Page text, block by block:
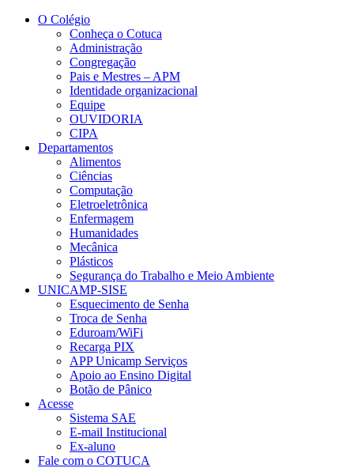
Conteúdo principal
O Colégio
Conheça o Cotuca
Administração
Congregação
Pais e Mestres – APM
Identidade organizacional
Equipe
OUVIDORIA
CIPA
Departamentos
Alimentos
Ciências
Computação
Eletroeletrônica
Enfermagem
Humanidades
Mecânica
Plásticos
Segurança do Trabalho e Meio Ambiente
UNICAMP-SISE
Esquecimento de Senha
Troca de Senha
Eduroam/WiFi
Recarga PIX
APP Unicamp Serviços
Apoio ao Ensino Digital
Botão de Pânico
Acesse
Sistema SAE
E-mail Institucional
Ex-aluno
Fale com o COTUCA